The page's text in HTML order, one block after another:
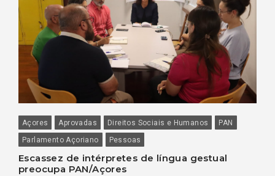
Açores Aprovadas Direitos Sociais e Humanos
PAN
Parlamento Açoriano
Pessoas
Escassez de intérpretes de língua gestual
preocupa PAN/Açores